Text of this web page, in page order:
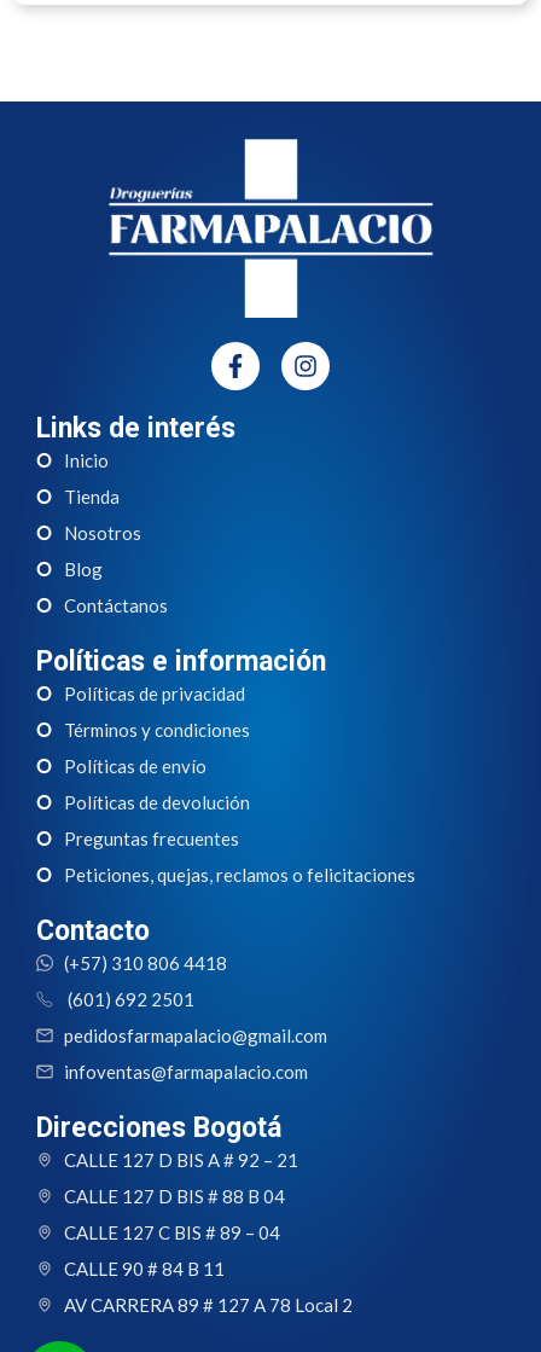
Links de interés
Inicio
Tienda
Nosotros
Blog
Contáctanos
Políticas e información
Políticas de privacidad
Términos y condiciones
Políticas de envío
Políticas de devolución
Preguntas frecuentes
Peticiones, quejas, reclamos o felicitaciones
Contacto
(+57) 310 806 4418
(601) 692 2501
pedidosfarmapalacio@gmail.com
infoventas@farmapalacio.com
Direcciones Bogotá
CALLE 127 D BIS A # 92 – 21
CALLE 127 D BIS # 88 B 04
CALLE 127 C BIS # 89 – 04
CALLE 90 # 84 B 11
AV CARRERA 89 # 127 A 78 Local 2